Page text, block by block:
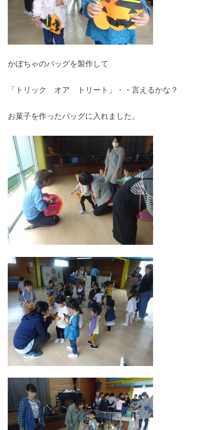
かぼちゃのバッグを製作して
「トリック オア トリート」・・言えるかな？
お菓子を作ったバッグに入れました。